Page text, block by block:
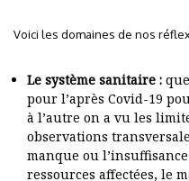
Voici les domaines de nos
Le système sanitaire :
pour l’après Covid-19
à l’autre on a vu les
observations
manque ou
ressources affectées, le